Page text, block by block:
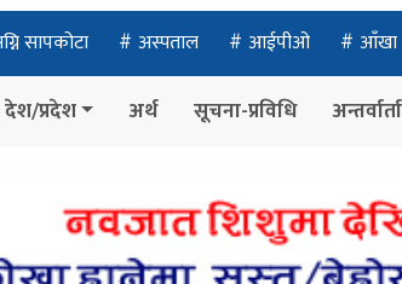
सापकोटा अस्पताल आईपीओ आँखा
देश/प्रदेश अर्थ सूचना-प्रविधि अन्तर्वार्ता